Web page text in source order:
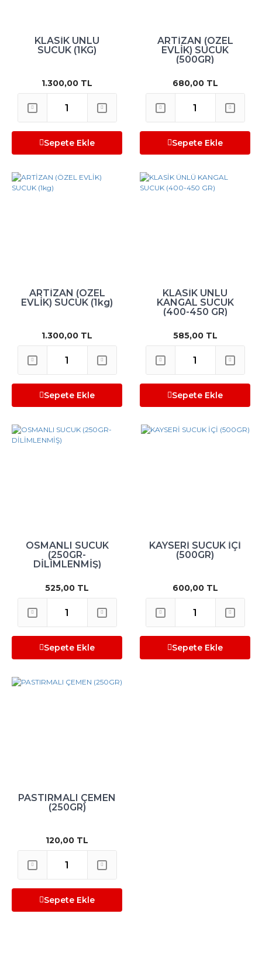
KLASİK ÜNLÜ
SUCUK (1KG)
1.300,00 TL
Sepete Ekle
ARTİZAN (ÖZEL
EVLİK) SUCUK
(500GR)
680,00 TL
Sepete Ekle
ARTİZAN (ÖZEL
EVLİK) SUCUK (1kg)
1.300,00 TL
Sepete Ekle
KLASİK ÜNLÜ
KANGAL SUCUK
(400-450 GR)
585,00 TL
Sepete Ekle
OSMANLI SUCUK
(250GR-
DİLİMLENMİŞ)
525,00 TL
Sepete Ekle
KAYSERİ SUCUK İÇİ
(500GR)
600,00 TL
Sepete Ekle
PASTIRMALI ÇEMEN
(250GR)
120,00 TL
Sepete Ekle